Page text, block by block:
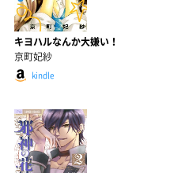
キヨハルなんか大嫌い！
京町妃紗
kindle